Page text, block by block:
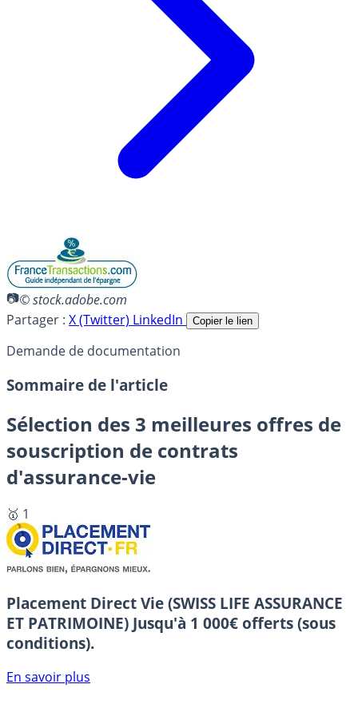
© stock.adobe.com
Partager : X (Twitter) LinkedIn Copier le lien
Demande de documentation
Sommaire de l'article
Sélection des 3 meilleures offres de
souscription de contrats
d'assurance-vie
🥇 1
Placement Direct Vie (SWISS LIFE ASSURANCE
ET PATRIMOINE) Jusqu'à 1 000€ offerts (sous
conditions).
En savoir plus